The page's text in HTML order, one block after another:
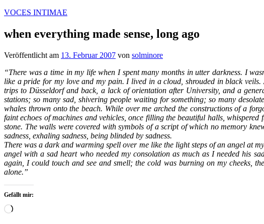
Zum
springen
VOCES INTIMAE
when everything made sense, long ago
Veröffentlicht am 13. Februar 2007 von solminore
“There was a time in my life when I spent many months in utter darkness. I
like a pride for my love and my pain. I lived in a cloud, shrouded in black
trips to Düsseldorf and back, a lack of orientation after University, and a
stations; so many sad, shivering people waiting for something; so many
whales thrown onto the beach. While over me arched the constructions of a
faint echoes of machines and vehicles, once filling the beautiful halls,
stone. The walls were covered with symbols of a script of which no memory
sadness, exhaling sadness, being blinded by sadness.
There was a dark and warming spell over me like the light steps of an angel at
angel with a sad heart who needed my consolation as much as I needed his
again, I could touch and see and smell; the cold was burning on my cheeks,
alone.”
Gefällt mir:
Wird